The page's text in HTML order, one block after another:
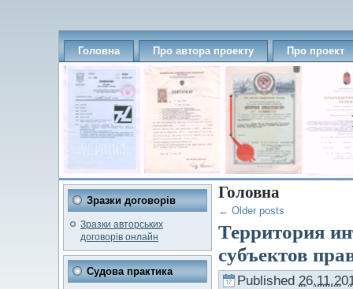
Головна Про автора проекту Про проект
Зразки договорів
Зразки авторських
договорів онлайн
Судова практика
Головна
← Older posts
Территория
субъектов
Published